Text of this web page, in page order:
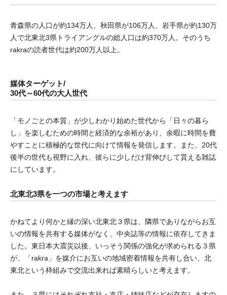
青森県の人口が約134万人、秋田県が106万人、岩手県が約130万
人で北東北3県トライアングルの総人口は約370万人。そのうち
rakraの読者世代は約200万人以上。
媒体ターゲット/
30代～60代の大人世代
「モノごとの本質」が少しわかり始めた世代から「日々の暮ら
し」を楽しむための時間と経済的な余裕があり、余暇に時間を費
やすことに積極的な世代に向けて情報を発信します。また、20代
後半の世代も視野に入れ、彼らに少しだけ背伸びして貰える雑誌
にしています。
北東北3県を一つの市場と考えます
かねてより何かと縁の深い北東北３県は、隣県でありながらお互
いの情報を共有する媒体がなく、中央誌等の情報に依存してきま
した。東日本大震災以後、いっそう関係の強化が求められる３県
が、「rakra」を媒介にお互いの地域密着情報を共有し合い、北
東北という枠組みで交流出来れば素晴らしいと考えます。